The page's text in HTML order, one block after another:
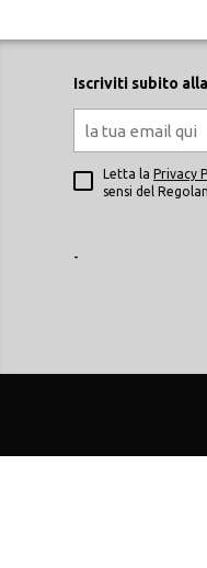
Iscriviti subito
Letta la Privacy
sensi del
-